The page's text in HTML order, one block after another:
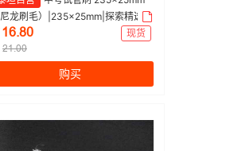
尼龙刷毛）|235×25mm|探索精选 |
（10个/包）
ǝƧŤȬř
现货
ſǝŤřř
购买